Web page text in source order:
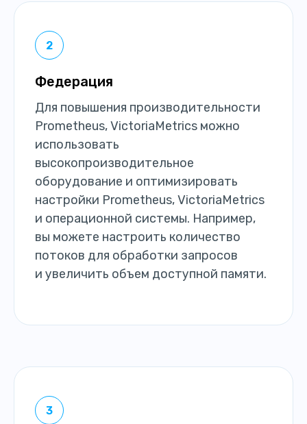
Федерация
Для повышения производительности
Prometheus, VictoriaMetrics можно
использовать
высокопроизводительное
оборудование и оптимизировать
настройки Prometheus, VictoriaMetrics
и операционной системы. Например,
вы можете настроить количество
потоков для обработки запросов
и увеличить объем доступной памяти.